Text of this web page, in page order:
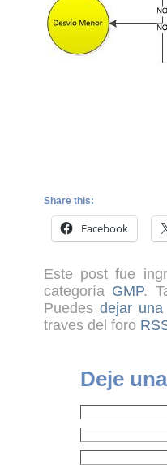
Share this:
Facebook
Este post fue
categoría GMP.
Puedes dejar
traves del foro
Deje